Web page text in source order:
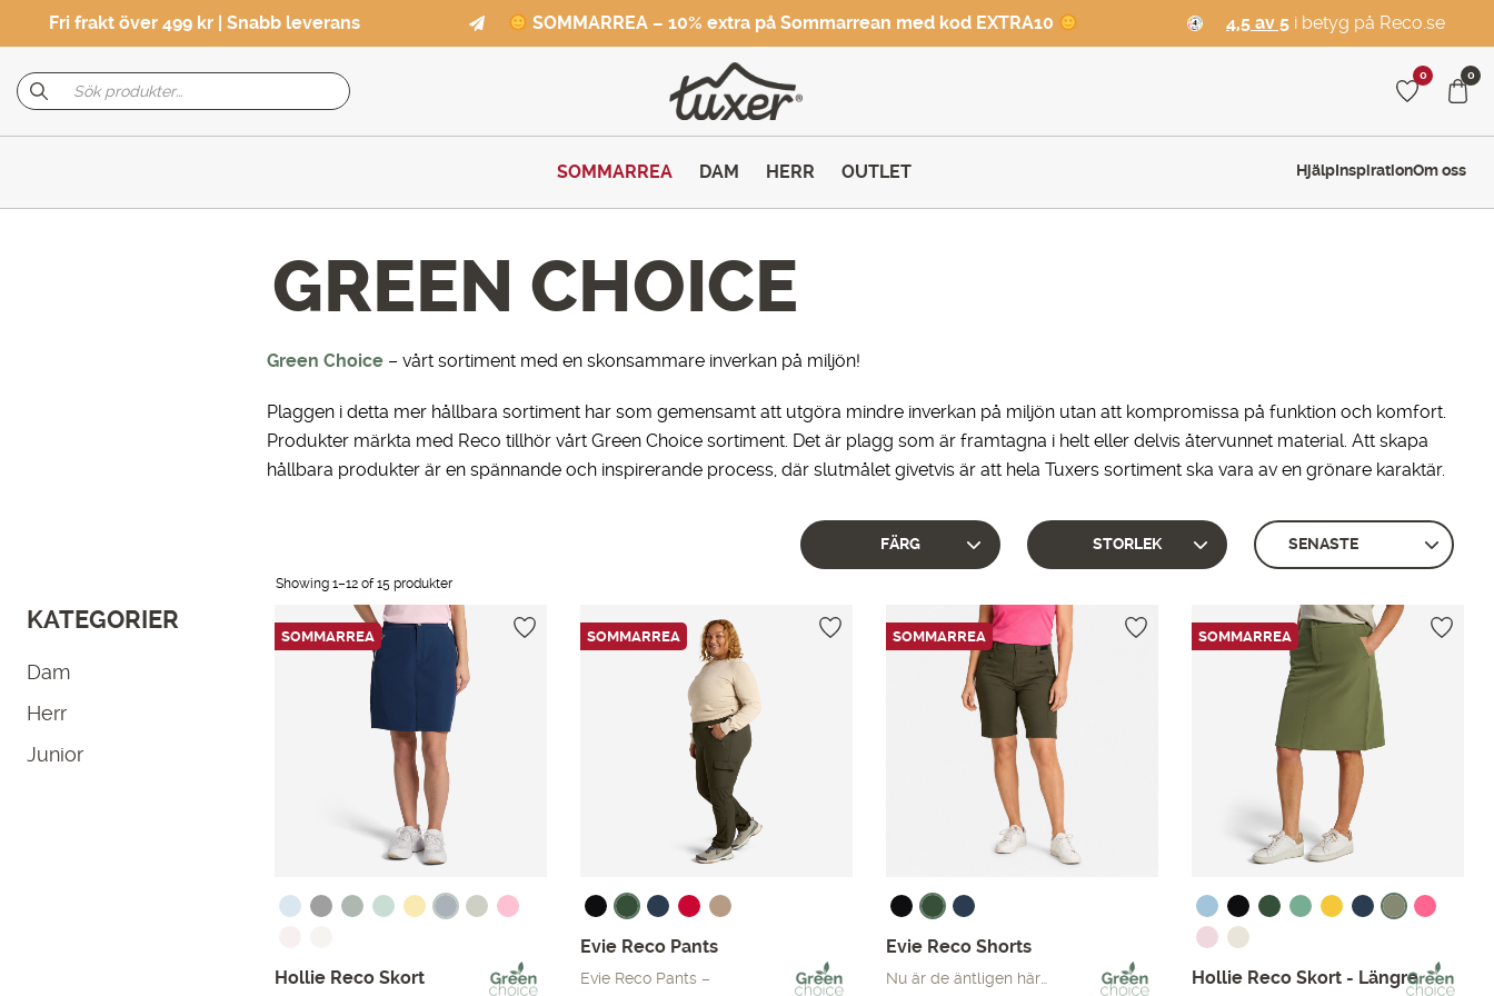
Fri frakt över 499 kr | Snabb leverans SOMMARREA – 10% extra på Sommarrean med kod EXTRA10 4,5 av 5 i betyg på Reco.se
SOMMARREA DAM HERR OUTLET HjälpInspirationOm oss
0 0
GREEN CHOICE
Green Choice – vårt sortiment med en skonsammare inverkan på miljön!
Plaggen i detta mer hållbara sortiment har som gemensamt att utgöra mindre inverkan på miljön utan att kompromissa på funktion och komfort.
Produkter märkta med Reco tillhör vårt Green Choice sortiment. Det är plagg som är framtagna i helt eller delvis återvunnet material. Att skapa
hållbara produkter är en spännande och inspirerande process, där slutmålet givetvis är att hela Tuxers sortiment ska vara av en grönare karaktär.
Showing 1–12 of 15 produkter
FÄRG STORLEK
KATEGORIER
Dam
Herr
Junior
Hollie Reco Skort
SOMMARREA
Evie Reco Pants
SOMMARREA
Evie Reco Pants –
Evie Reco Shorts
SOMMARREA
Nu är de äntligen här…
Hollie Reco Skort - Längre
SOMMARREA